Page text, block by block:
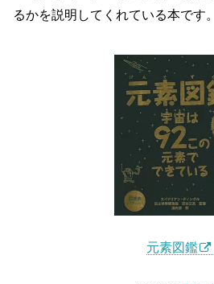
るかを説明してくれている本です。
元素図鑑